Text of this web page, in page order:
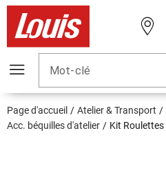
Mot-clé
Page d'accueil Atelier & Transport
Acc. béquilles d'atelier
Kit Roulettes